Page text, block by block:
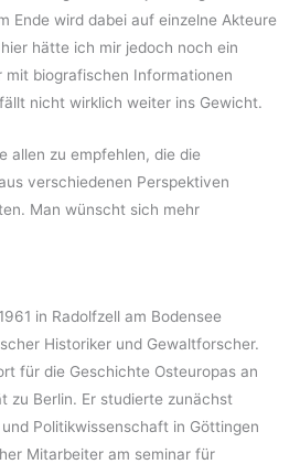
Ende wird dabei auf einzelne Akteure
hätte ich mir jedoch noch ein
mit biografischen Informationen
nicht wirklich weiter ins Gewicht.
allen zu empfehlen, die die
verschiedenen Perspektiven
Man wünscht sich mehr
in Radolfzell am Bodensee
Historiker und Gewaltforscher.
für die Geschichte Osteuropas an
zu Berlin. Er studierte zunächst
Politikwissenschaft in Göttingen
Mitarbeiter am seminar für